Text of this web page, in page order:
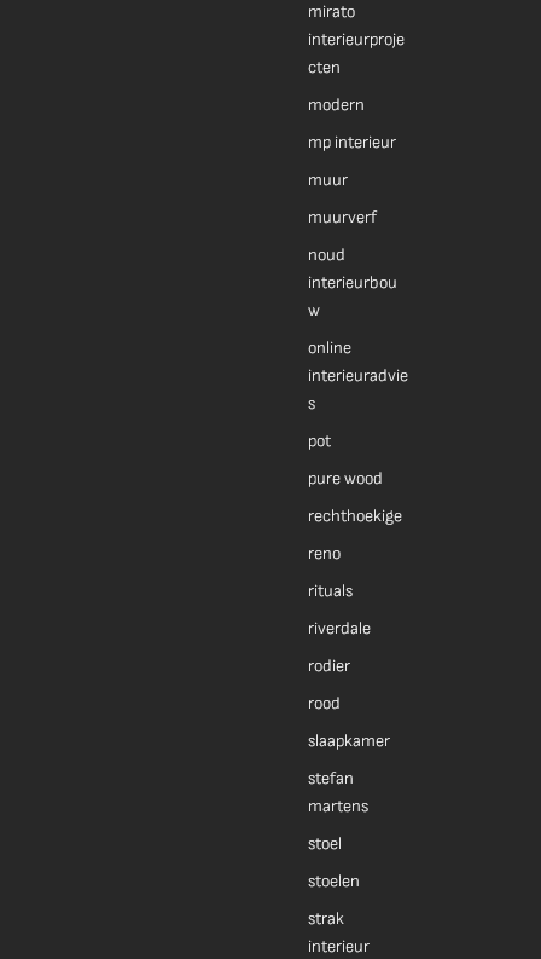
mirato
interieurproje
cten
modern
mp interieur
muur
muurverf
noud
interieurbou
w
online
interieuradvie
s
pot
pure wood
rechthoekige
reno
rituals
riverdale
rodier
rood
slaapkamer
stefan
martens
stoel
stoelen
strak
interieur